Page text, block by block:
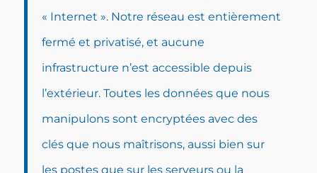
« Internet ». Notre réseau est entièrement
fermé et privatisé, et aucune
infrastructure n’est accessible depuis
l’extérieur. Toutes les données que nous
manipulons sont encryptées avec des
clés que nous maîtrisons, aussi bien sur
les postes que sur les serveurs ou la